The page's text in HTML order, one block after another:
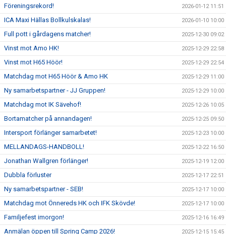
Föreningsrekord! 2026-01-12 11:51
ICA Maxi Hällas Bollkulskalas! 2026-01-10 10:00
Full pott i gårdagens matcher! 2025-12-30 09:02
Vinst mot Amo HK! 2025-12-29 22:58
Vinst mot H65 Höör! 2025-12-29 22:54
Matchdag mot H65 Höör & Amo HK 2025-12-29 11:00
Ny samarbetspartner - JJ Gruppen! 2025-12-29 10:00
Matchdag mot IK Sävehof! 2025-12-26 10:05
Bortamatcher på annandagen! 2025-12-25 09:50
Intersport förlänger samarbetet! 2025-12-23 10:00
MELLANDAGS-HANDBOLL! 2025-12-22 16:50
Jonathan Wallgren förlänger! 2025-12-19 12:00
Dubbla förluster 2025-12-17 22:51
Ny samarbetspartner - SEB! 2025-12-17 10:00
Matchdag mot Önnereds HK och IFK Skövde! 2025-12-17 10:00
Familjefest imorgon! 2025-12-16 16:49
Anmälan öppen till Spring Camp 2026! 2025-12-15 15:45